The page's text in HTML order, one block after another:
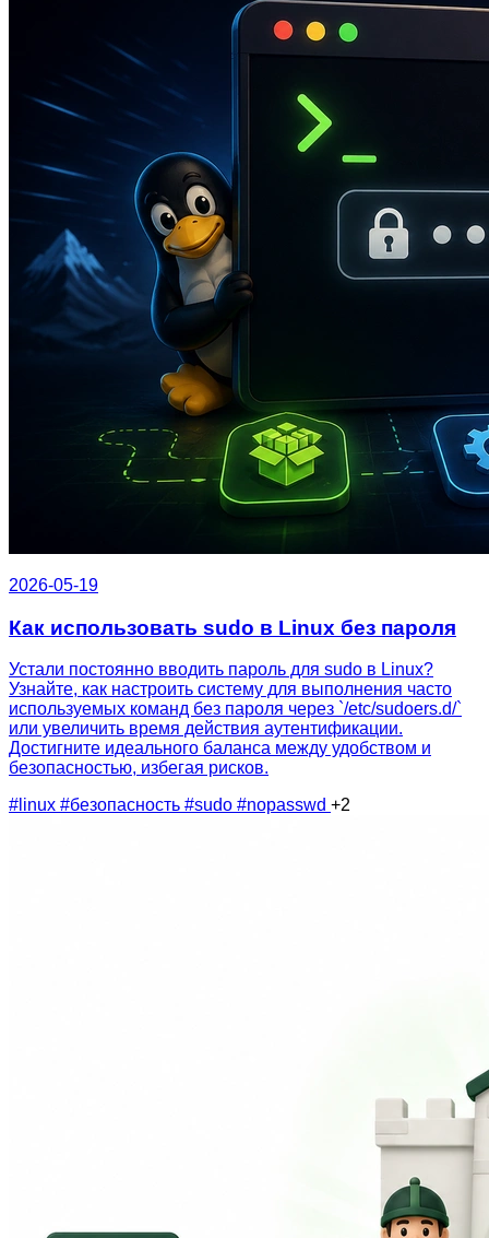
2026-05-19
Как использовать sudo в Linux без пароля
Устали постоянно вводить пароль для sudo в Linux?
Узнайте, как настроить систему для выполнения часто
используемых команд без пароля через `/etc/sudoers.d/`
или увеличить время действия аутентификации.
Достигните идеального баланса между удобством и
безопасностью, избегая рисков.
#linux #безопасность #sudo #nopasswd +2